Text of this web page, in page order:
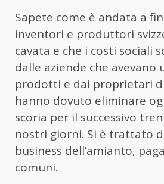
Sapete come è andata a
inventori e produttori
cavata e che i costi sociali
dalle aziende che avevano
prodotti e dai proprietari
hanno dovuto eliminare
scoria per il successivo
nostri giorni. Si è trattato
business dell’amianto,
comuni.